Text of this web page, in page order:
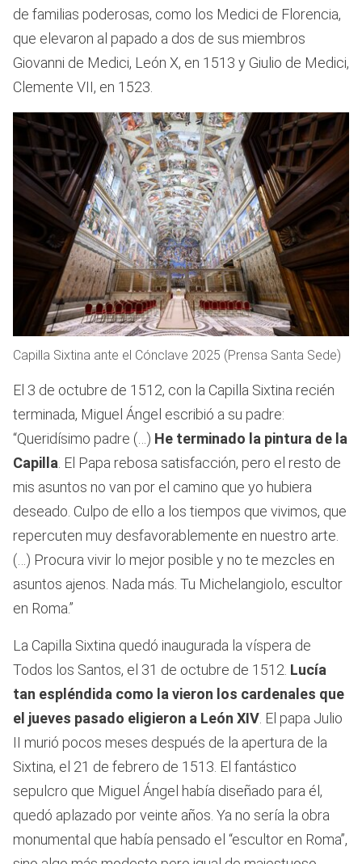
de familias poderosas, como los Medici de Florencia,
que elevaron al papado a dos de sus miembros
Giovanni de Medici, León X, en 1513 y Giulio de Medici,
Clemente VII, en 1523.
Capilla Sixtina ante el Cónclave 2025 (Prensa Santa Sede)
El 3 de octubre de 1512, con la Capilla Sixtina recién
terminada, Miguel Ángel escribió a su padre:
“Queridísimo padre (…) He terminado la pintura de la
Capilla. El Papa rebosa satisfacción, pero el resto de
mis asuntos no van por el camino que yo hubiera
deseado. Culpo de ello a los tiempos que vivimos, que
repercuten muy desfavorablemente en nuestro arte.
(…) Procura vivir lo mejor posible y no te mezcles en
asuntos ajenos. Nada más. Tu Michelangiolo, escultor
en Roma.”
La Capilla Sixtina quedó inaugurada la víspera de
Todos los Santos, el 31 de octubre de 1512. Lucía
tan espléndida como la vieron los cardenales que
el jueves pasado eligieron a León XIV. El papa Julio
II murió pocos meses después de la apertura de la
Sixtina, el 21 de febrero de 1513. El fantástico
sepulcro que Miguel Ángel había diseñado para él,
quedó aplazado por veinte años. Ya no sería la obra
monumental que había pensado el “escultor en Roma”,